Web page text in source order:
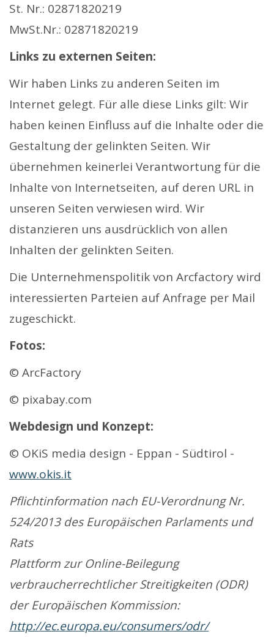
St. Nr.: 02871820219
MwSt.Nr.: 02871820219
Links zu externen Seiten:
Wir haben Links zu anderen Seiten im
Internet gelegt. Für alle diese Links gilt: Wir
haben keinen Einfluss auf die Inhalte oder die
Gestaltung der gelinkten Seiten. Wir
übernehmen keinerlei Verantwortung für die
Inhalte von Internetseiten, auf deren URL in
unseren Seiten verwiesen wird. Wir
distanzieren uns ausdrücklich von allen
Inhalten der gelinkten Seiten.
Die Unternehmenspolitik von Arcfactory wird
interessierten Parteien auf Anfrage per Mail
zugeschickt.
Fotos:
© ArcFactory
© pixabay.com
Webdesign und Konzept:
© OKiS media design - Eppan - Südtirol -
www.okis.it
Pflichtinformation nach EU-Verordnung Nr.
524/2013 des Europäischen Parlaments und
Rats
Plattform zur Online-Beilegung
verbraucherrechtlicher Streitigkeiten (ODR)
der Europäischen Kommission:
http://ec.europa.eu/consumers/odr/